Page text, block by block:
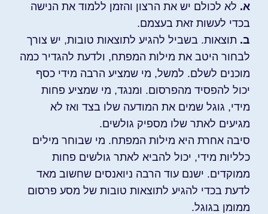
א. לא לכולם יש את הרצון והזמן ללמוד את הנישה
בכדי לעשות זאת בעצמם.
ב. תוצאות. בשביל להגיע לתוצאות טובות, יש צורך
לבחור היטב את מילות המפתח, ולדעת להגדיר כמה
מוכנים לשלם. למשל, מי שמציע הרבה מידי כסף
יכול להפסיד מהפרסום. ומנגד, מי שמציע פחות
מידי, גוגל שמים את המודעה שלו בצד ואז לא
מגיעים לאתר שלו מספיק גולשים.
סיבה אחרת היא מילות המפתח. מי שבוחר מילים
כלליות מידי, יכול להביא לאתר גולשים פחות
ממוקדים. ישנם עוד הרבה ניואנסים שחשוב מאד
לדעת בכדי להגיע לתוצאות טובות של מסע פרסום
ממומן בגוגל.